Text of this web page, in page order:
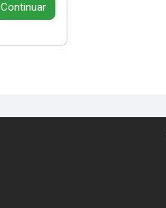
Continuar